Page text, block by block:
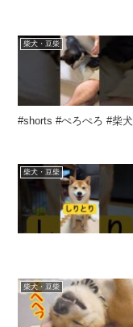
柴犬・豆柴
#shorts #ぺろぺろ #柴犬
柴犬・豆柴
柴犬・豆柴